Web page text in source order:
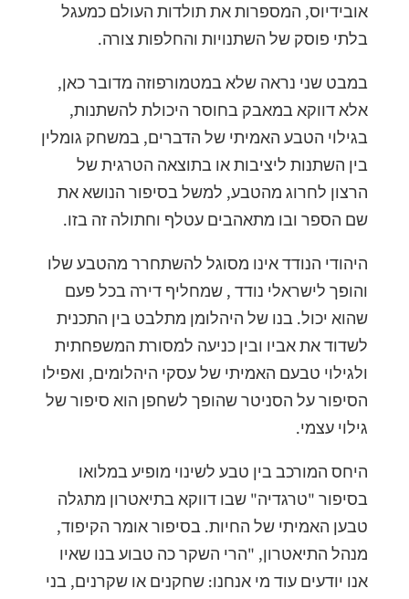
אובידיוס, המספרות את תולדות העולם כמעגל
בלתי פוסק של השתנויות והחלפות צורה.
במבט שני נראה שלא במטמורפוזה מדובר כאן,
אלא דווקא במאבק בחוסר היכולת להשתנות,
בגילוי הטבע האמיתי של הדברים, במשחק גומלין
בין השתנות ליציבות או בתוצאה הטרגית של
הרצון לחרוג מהטבע, למשל בסיפור הנושא את
שם הספר ובו מתאהבים עטלף וחתולה זה בזו.
היהודי הנודד אינו מסוגל להשתחרר מהטבע שלו
והופך לישראלי נודד , שמחליף דירה בכל פעם
שהוא יכול. בנו של היהלומן מתלבט בין התכנית
לשדוד את אביו ובין כניעה למסורת המשפחתית
ולגילוי טבעם האמיתי של עסקי היהלומים, ואפילו
הסיפור על הסניטר שהופך לשחפן הוא סיפור של
גילוי עצמי.
היחס המורכב בין טבע לשינוי מופיע במלואו
בסיפור "טרגדיה" שבו דווקא בתיאטרון מתגלה
טבען האמיתי של החיות. בסיפור אומר הקיפוד,
מנהל התיאטרון, "הרי השקר כה טבוע בנו שאיו
אנו יודעים עוד מי אנחנו: שחקנים או שקרנים, בני